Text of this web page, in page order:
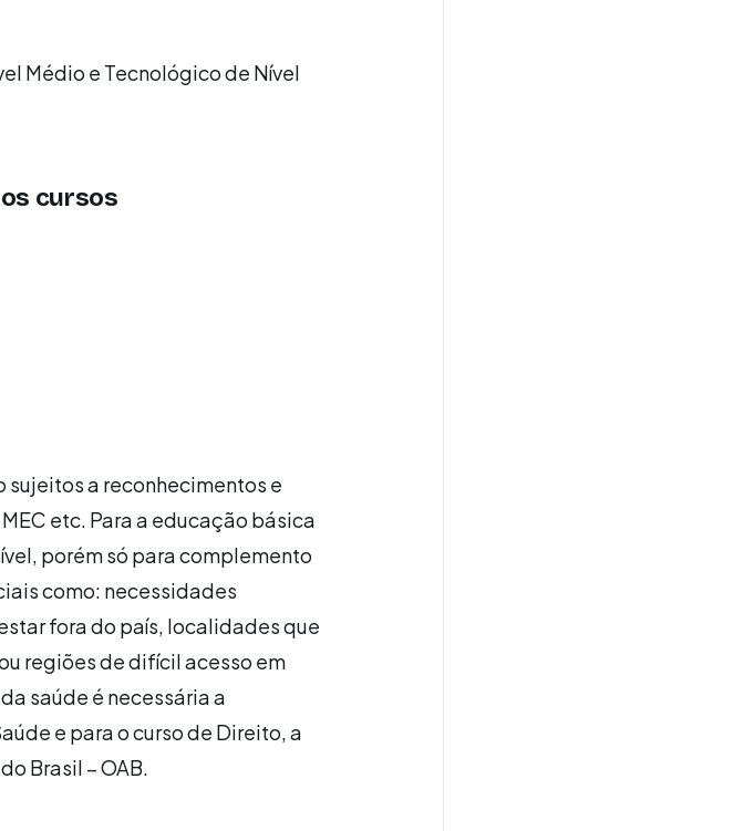
Médio e Tecnológico de Nível
cursos
a reconhecimentos e
etc. Para a educação básica
porém só para complemento
como: necessidades
fora do país, localidades que
regiões de difícil acesso em
saúde é necessária a
e para o curso de Direito, a
Brasil – OAB.